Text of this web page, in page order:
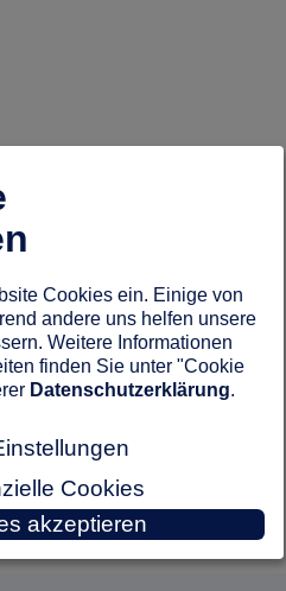
Cookies ein. Einige von
andere uns helfen unsere
Weitere Informationen
finden Sie unter "Cookie
Datenschutzerklärung.
Cookies
akzeptieren